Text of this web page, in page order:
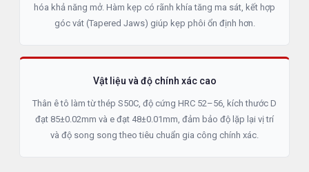
hóa khả năng mở. Hàm kẹp có rãnh khía tăng ma sát, kết hợp
góc vát (Tapered Jaws) giúp kẹp phôi ổn định hơn.
Vật liệu và độ chính xác cao
Thân ê tô làm từ thép S50C, độ cứng HRC 52–56, kích thước D
đạt 85±0.02mm và e đạt 48±0.01mm, đảm bảo độ lặp lại vị trí
và độ song song theo tiêu chuẩn gia công chính xác.